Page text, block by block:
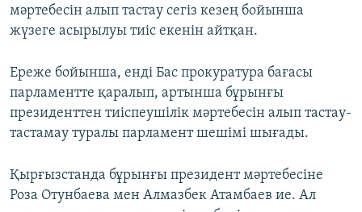
мәртебесін алып тастау сегіз кезең бойынша
жүзеге асырылуы тиіс екенін айтқан.
Ереже бойынша, енді Бас прокуратура бағасы
парламентте қаралып, артынша бұрынғы
президенттен тиіспеушілік мәртебесін алып тастау-
тастамау туралы парламент шешімі шығады.
Қырғызстанда бұрынғы президент мәртебесіне
Роза Отунбаева мен Алмазбек Атамбаев ие. Ал